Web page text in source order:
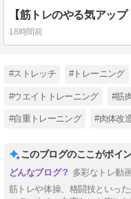
18時間前
#ストレッチ #トレーニング
#ウエイトトレーニング #筋
#自重トレーニング #肉体改
このブログのここがポイ
多彩なトレ動
筋トレや体操、格闘技といっ